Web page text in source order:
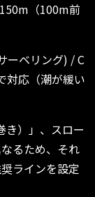
（100m前
ーベリング) / C
対応（潮が緩い
き）」、スロー
るため、それ
ラインを設定